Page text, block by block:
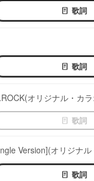
歌詞
歌詞
オリジナル・カ
歌詞
Version](オリジナ
歌詞